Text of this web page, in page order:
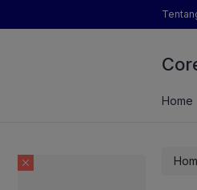
Pertanian yang Dimaksud
Home